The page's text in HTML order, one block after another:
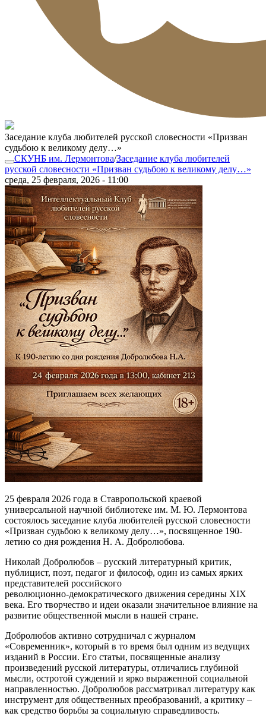
Заседание клуба любителей русской словесности «Призван
судьбою к великому делу…»
СКУНБ им. Лермонтова/Заседание клуба любителей
русской словесности «Призван судьбою к великому делу…»
среда, 25 февраля, 2026 - 11:00
25 февраля 2026 года в Ставропольской краевой
универсальной научной библиотеке им. М. Ю. Лермонтова
состоялось заседание клуба любителей русской словесности
«Призван судьбою к великому делу…», посвященное 190-
летию со дня рождения Н. А. Добролюбова.
Николай Добролюбов – русский литературный критик,
публицист, поэт, педагог и философ, один из самых ярких
представителей российского
революционно‑демократического движения середины XIX
века. Его творчество и идеи оказали значительное влияние на
развитие общественной мысли в нашей стране.
Добролюбов активно сотрудничал с журналом
«Современник», который в то время был одним из ведущих
изданий в России. Его статьи, посвященные анализу
произведений русской литературы, отличались глубиной
мысли, остротой суждений и ярко выраженной социальной
направленностью. Добролюбов рассматривал литературу как
инструмент для общественных преобразований, а критику –
как средство борьбы за социальную справедливость.